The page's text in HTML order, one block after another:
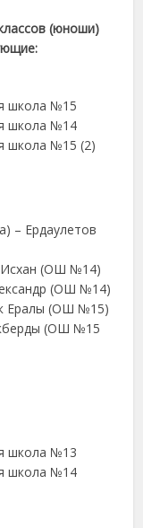
(юноши)
школа №15
школа №14
школа №15 (2)
– Ердаулетов
Исхан (ОШ №14)
(ОШ №14)
Ералы (ОШ №15)
(ОШ №15
школа №13
школа №14